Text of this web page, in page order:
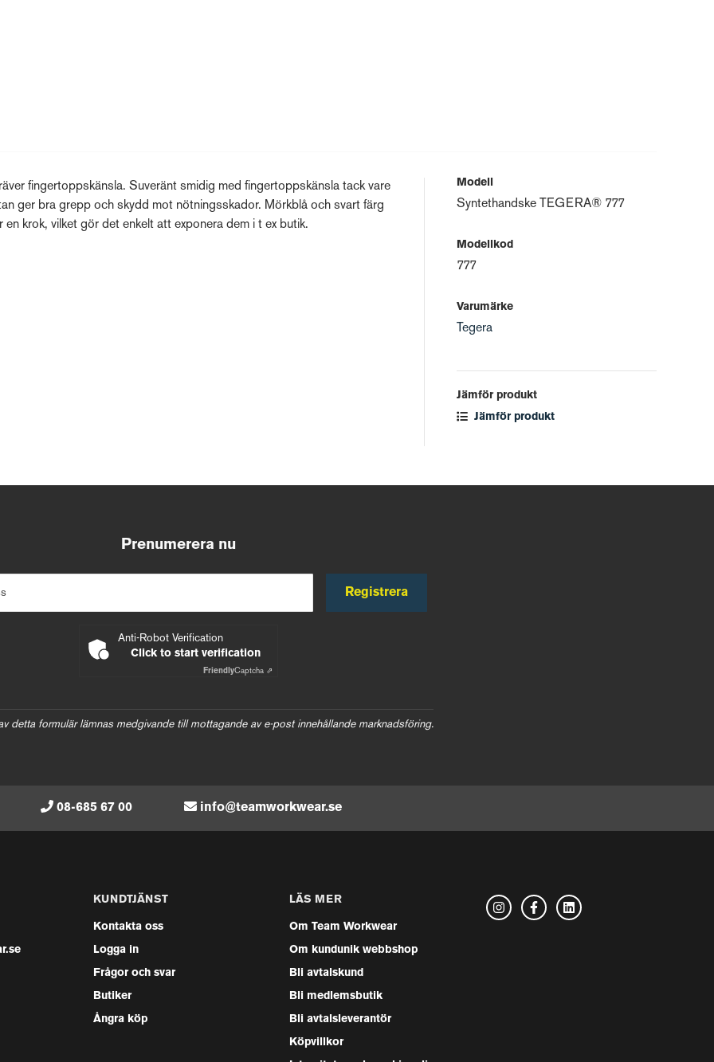
fingertoppskänsla. Suveränt smidig med fingertoppskänsla tack vare
ger bra grepp och skydd mot nötningsskador. Mörkblå och svart färg
krok, vilket gör det enkelt att exponera dem i t ex butik.
Modell
Syntethandske TEGERA® 777
Modellkod
777
Varumärke
Tegera
Jämför produkt
Jämför produkt
Prenumerera nu
Registrera
Anti-Robot Verification
Click to start verification
FriendlyCaptcha ⇗
detta formulär lämnas medgivande till mottagande av e-post innehållande marknadsföring.
08-685 67 00 info@teamworkwear.se
KUNDTJÄNST
Kontakta oss
Logga in
Frågor och svar
Butiker
Ångra köp
LÄS MER
Om Team Workwear
Om kundunik webbshop
Bli avtalskund
Bli medlemsbutik
Bli avtalsleverantör
Köpvillkor